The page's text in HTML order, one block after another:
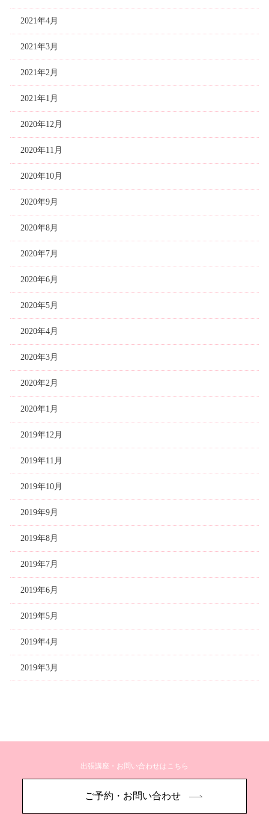
2021年4月
2021年3月
2021年2月
2021年1月
2020年12月
2020年11月
2020年10月
2020年9月
2020年8月
2020年7月
2020年6月
2020年5月
2020年4月
2020年3月
2020年2月
2020年1月
2019年12月
2019年11月
2019年10月
2019年9月
2019年8月
2019年7月
2019年6月
2019年5月
2019年4月
2019年3月
出張講座・お問い合わせはこちら
ご予約・お問い合わせ